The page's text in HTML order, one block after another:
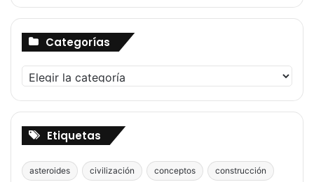
Categorías
Categorías
Etiquetas
asteroides civilización conceptos construcción